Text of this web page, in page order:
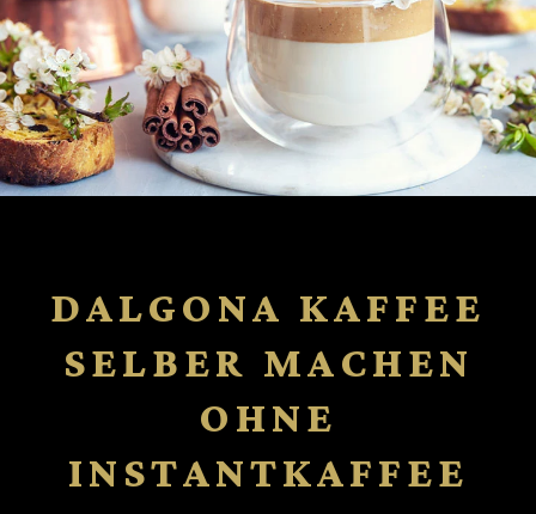
DALGONA KAFFEE
SELBER MACHEN
OHNE
INSTANTKAFFEE